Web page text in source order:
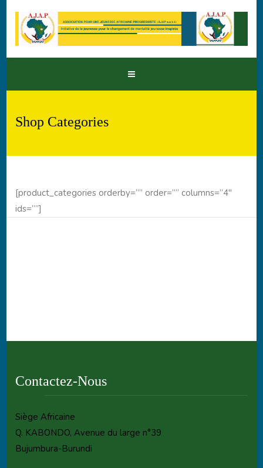
Shop Categories
[product_categories orderby=”” order=”” columns=”4″
ids=””]
Contactez-Nous
Siège Africaine
Q. KABONDO, Avenue du large n°39
Bujumbura-Burundi